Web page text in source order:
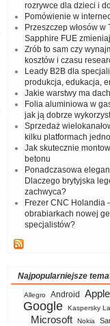
rozrywce dla dzieci i
Pomówienie w
Przeszczep włosów
Sapphire FUE
Zrób to sam czy
kosztów i czasu
Leady B2B dla
produkcja, edukacja,
Jakie warstwy ma
Folia aluminiowa w
jak ją dobrze
Sprzedaż
kilku platformach
Jak skutecznie
betonu
Ponadczasowa
Dlaczego brytyjska
zachwyca?
Frezer CNC Holandia
obrabiarkach nowej
specjalistów?
Najpopularniejsze
Allegro Android Apple
Google Kaspersky
Microsoft Nokia